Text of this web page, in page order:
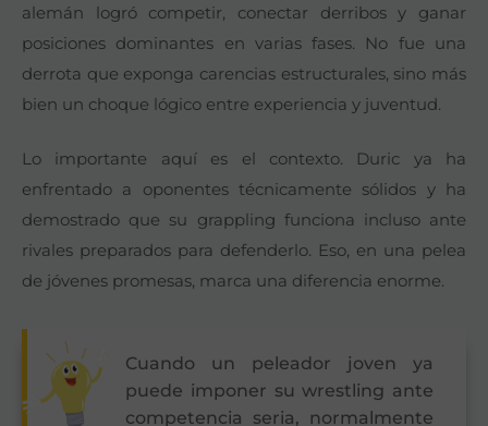
alemán logró competir, conectar derribos y ganar
posiciones dominantes en varias fases. No fue una
derrota que exponga carencias estructurales, sino más
bien un choque lógico entre experiencia y juventud.
Lo importante aquí es el contexto. Duric ya ha
enfrentado a oponentes técnicamente sólidos y ha
demostrado que su grappling funciona incluso ante
rivales preparados para defenderlo. Eso, en una pelea
de jóvenes promesas, marca una diferencia enorme.
Cuando un peleador joven ya
puede imponer su wrestling ante
competencia seria, normalmente